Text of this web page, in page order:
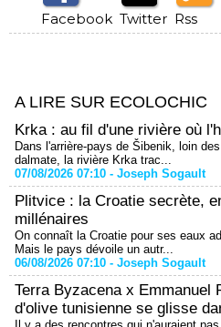
Facebook Twitter Rss
A LIRE SUR ECOLOCHIC
Krka : au fil d'une rivière où
Dans l'arrière-pays de Šibenik, loin
dalmate, la rivière Krka trac...
07/08/2026 07:10 - Joseph Sogault
Plitvice : la Croatie secrète,
millénaires
On connaît la Croatie pour ses eaux
Mais le pays dévoile un autr...
06/08/2026 07:10 - Joseph Sogault
Terra Byzacena x Emmanuel
d'olive tunisienne se glisse